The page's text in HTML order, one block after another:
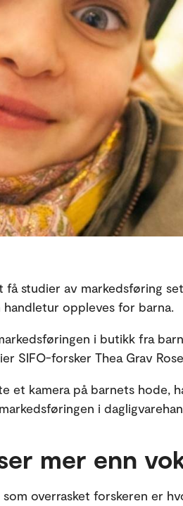
få studier av markedsføring
handletur oppleves for barna.
i butikk fra
SIFO-forsker Thea Grav
et kamera på barnets hode,
i
mer enn
overrasket forskeren er